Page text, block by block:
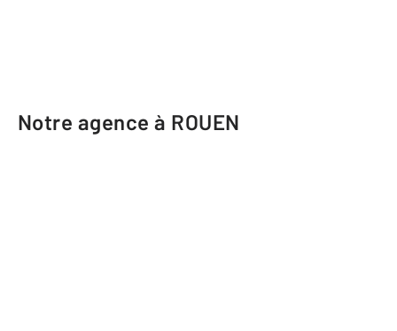
Notre agence à ROUEN